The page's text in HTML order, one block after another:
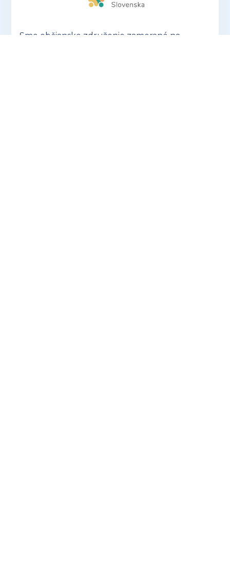
Sme občianske združenie zamerané na